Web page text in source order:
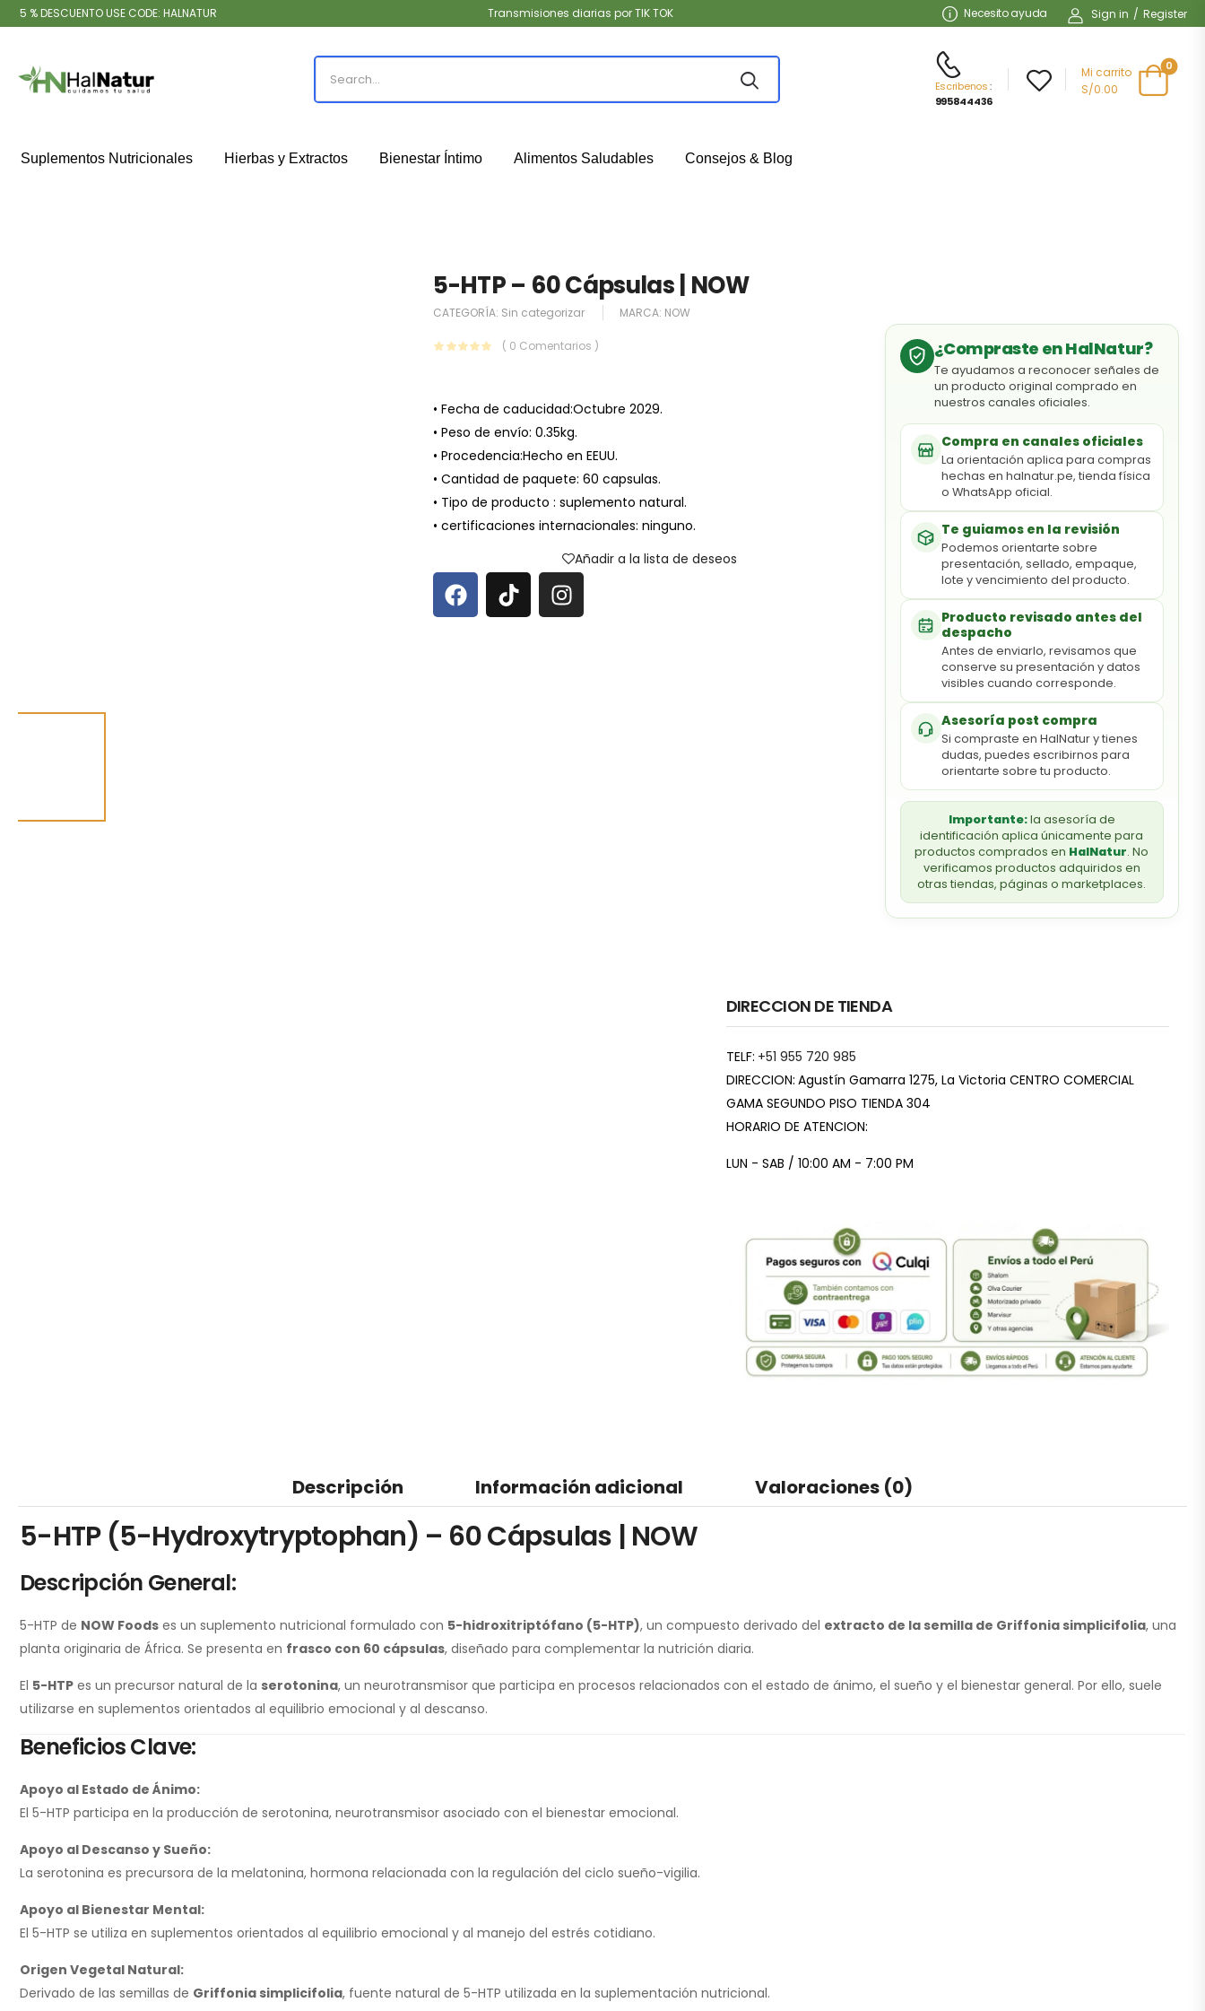
5 % DESCUENTO USE CODE: HALNATUR Transmisiones diarias por TIK TOK Necesito ayuda Sign in / Register
Escribenos:
995844436
Mi carrito
S/0.00
0
Suplementos Nutricionales Hierbas y Extractos Bienestar Íntimo Alimentos Saludables Consejos & Blog
5-HTP – 60 Cápsulas | NOW
CATEGORÍA: Sin categorizar MARCA: NOW
( 0 Comentarios )
• Fecha de caducidad:Octubre 2029.
• Peso de envío: 0.35kg.
• Procedencia:Hecho en EEUU.
• Cantidad de paquete: 60 capsulas.
• Tipo de producto : suplemento natural.
• certificaciones internacionales: ninguno.
Añadir a la lista de deseos
¿Compraste en HalNatur?
Te ayudamos a reconocer señales de
un producto original comprado en
nuestros canales oficiales.
Compra en canales oficiales
La orientación aplica para compras
hechas en halnatur.pe, tienda física
o WhatsApp oficial.
Te guiamos en la revisión
Podemos orientarte sobre
presentación, sellado, empaque,
lote y vencimiento del producto.
Producto revisado antes del
despacho
Antes de enviarlo, revisamos que
conserve su presentación y datos
visibles cuando corresponde.
Asesoría post compra
Si compraste en HalNatur y tienes
dudas, puedes escribirnos para
orientarte sobre tu producto.
Importante:la asesoría de
identificación aplica únicamente para
productos comprados en HalNatur. No
verificamos productos adquiridos en
otras tiendas, páginas o marketplaces.
DIRECCION DE TIENDA
TELF: +51 955 720 985
DIRECCION: Agustín Gamarra 1275, La Victoria CENTRO COMERCIAL
GAMA SEGUNDO PISO TIENDA 304
HORARIO DE ATENCION:
LUN - SAB / 10:00 AM - 7:00 PM
Descripción Información adicional Valoraciones (0)
5-HTP (5-Hydroxytryptophan) – 60 Cápsulas | NOW
Descripción General:
5-HTP de NOW Foods es un suplemento nutricional formulado con 5-hidroxitriptófano (5-HTP), un compuesto derivado del extracto de la semilla de Griffonia simplicifolia, una
planta originaria de África. Se presenta en frasco con 60 cápsulas, diseñado para complementar la nutrición diaria.
El 5-HTP es un precursor natural de la serotonina, un neurotransmisor que participa en procesos relacionados con el estado de ánimo, el sueño y el bienestar general. Por ello, suele
utilizarse en suplementos orientados al equilibrio emocional y al descanso.
Beneficios Clave:
Apoyo al Estado de Ánimo:
El 5-HTP participa en la producción de serotonina, neurotransmisor asociado con el bienestar emocional.
Apoyo al Descanso y Sueño:
La serotonina es precursora de la melatonina, hormona relacionada con la regulación del ciclo sueño-vigilia.
Apoyo al Bienestar Mental:
El 5-HTP se utiliza en suplementos orientados al equilibrio emocional y al manejo del estrés cotidiano.
Origen Vegetal Natural:
Derivado de las semillas de Griffonia simplicifolia, fuente natural de 5-HTP utilizada en la suplementación nutricional.